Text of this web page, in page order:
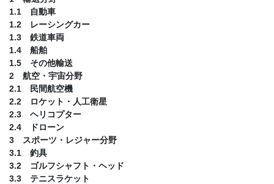
1.1 自動車
1.2 レーシングカー
1.3 鉄道車両
1.4 船舶
1.5 その他輸送
2 航空・宇宙分野
2.1 民間航空機
2.2 ロケット・人工衛星
2.3 ヘリコプター
2.4 ドローン
3 スポーツ・レジャー分野
3.1 釣具
3.2 ゴルフシャフト・ヘッド
3.3 テニスラケット